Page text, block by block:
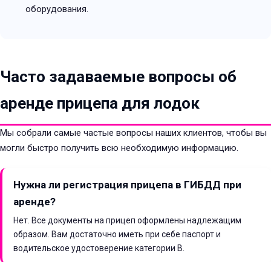
оборудования.
Часто задаваемые вопросы об
аренде прицепа для лодок
Мы собрали самые частые вопросы наших клиентов, чтобы вы
могли быстро получить всю необходимую информацию.
Нужна ли регистрация прицепа в ГИБДД при
аренде?
Нет. Все документы на прицеп оформлены надлежащим
образом. Вам достаточно иметь при себе паспорт и
водительское удостоверение категории B.